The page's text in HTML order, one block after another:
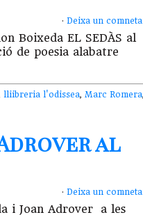
· Deixa un
Boixeda EL SEDÀS al
de poesia alabatre
lliibreria l'odissea, Marc Romera,
Adrover al
· Deixa un
i Joan Adrover a les